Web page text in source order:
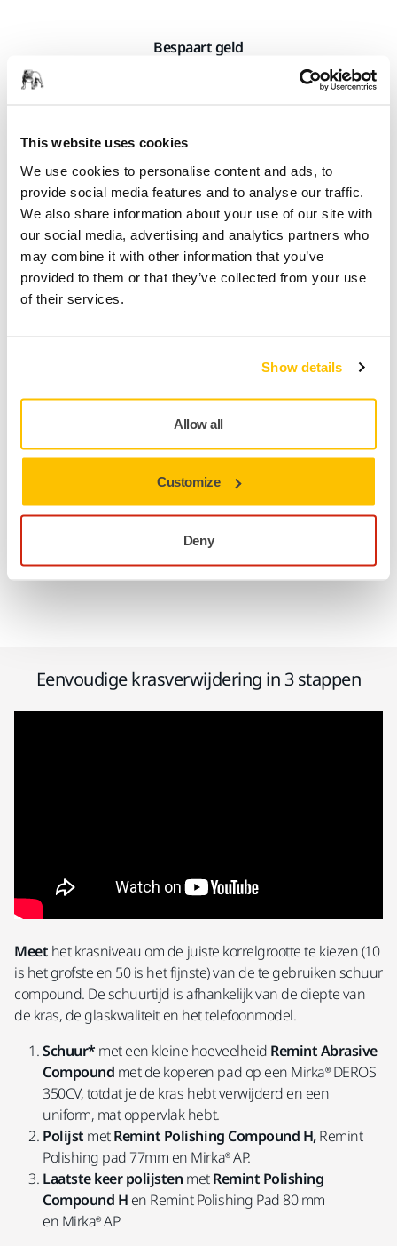
This website uses cookies
We use cookies to personalise content and ads, to
provide social media features and to analyse our traffic.
We also share information about your use of our site with
our social media, advertising and analytics partners who
may combine it with other information that you’ve
provided to them or that they’ve collected from your use
of their services.
Show details
Allow all
Customize
Deny
Bespaart geld
Verwijdert de kras, het is niet nodig om het
Een permanente oplossing
Herstelt het oppervlak, vult niet alleen tijdelijk
Consistent proces
Makkelijk te leren en over te nemen proces
Eenvoudige krasverwijdering in 3 stappen
Meet het krasniveau om de juiste korrelgrootte te kiezen (10
is het grofste en 50 is het fijnste) van de te gebruiken schuur
compound. De schuurtijd is afhankelijk van de diepte van
de kras, de glaskwaliteit en het telefoonmodel.
Schuur* met een kleine hoeveelheid Remint Abrasive
Compound met de koperen pad op een Mirka® DEROS
350CV, totdat je de kras hebt verwijderd en een
uniform, mat oppervlak hebt.
Polijst metRemint Polishing Compound H,Remint
Polishing pad 77mm en Mirka® AP.
Laatste keer polijsten metRemint Polishing
Compound H en Remint Polishing Pad 80 mm
en Mirka® AP